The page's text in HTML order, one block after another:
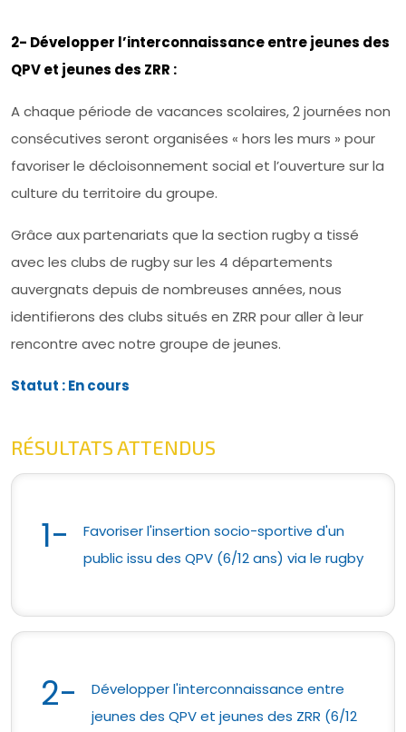
2- Développer l’interconnaissance entre jeunes des
QPV et jeunes des ZRR :
A chaque période de vacances scolaires, 2 journées non
consécutives seront organisées « hors les murs » pour
favoriser le décloisonnement social et l’ouverture sur la
culture du territoire du groupe.
Grâce aux partenariats que la section rugby a tissé
avec les clubs de rugby sur les 4 départements
auvergnats depuis de nombreuses années, nous
identifierons des clubs situés en ZRR pour aller à leur
rencontre avec notre groupe de jeunes.
Statut : En cours
RÉSULTATS ATTENDUS
1-
Favoriser l'insertion socio-sportive d'un
public issu des QPV (6/12 ans) via le rugby
2-
Développer l'interconnaissance entre
jeunes des QPV et jeunes des ZRR (6/12